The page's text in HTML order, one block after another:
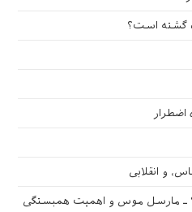
گشته است؟
و انقلابی
ـ مارسل موس و اهمیت همبستگی